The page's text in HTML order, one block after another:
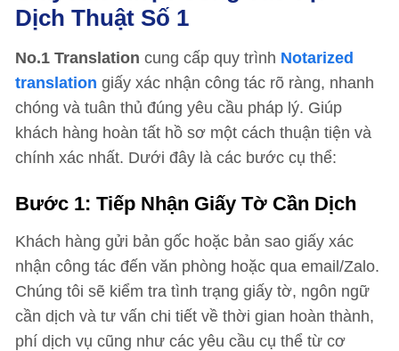
Dịch Thuật Số 1
No.1 Translation cung cấp quy trình Notarized
translation giấy xác nhận công tác rõ ràng, nhanh
chóng và tuân thủ đúng yêu cầu pháp lý. Giúp
khách hàng hoàn tất hồ sơ một cách thuận tiện và
chính xác nhất. Dưới đây là các bước cụ thể:
Bước 1: Tiếp Nhận Giấy Tờ Cần Dịch
Khách hàng gửi bản gốc hoặc bản sao giấy xác
nhận công tác đến văn phòng hoặc qua email/Zalo.
Chúng tôi sẽ kiểm tra tình trạng giấy tờ, ngôn ngữ
cần dịch và tư vấn chi tiết về thời gian hoàn thành,
phí dịch vụ cũng như các yêu cầu cụ thể từ cơ